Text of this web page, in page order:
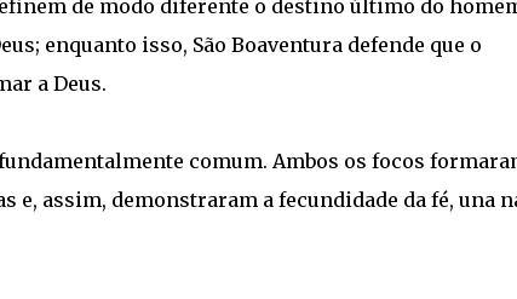
de modo diferente o destino último do
enquanto isso, São Boaventura defende que o
a Deus.
comum. Ambos os focos
assim, demonstraram a fecundidade da fé, una